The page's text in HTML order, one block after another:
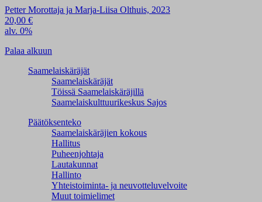
Petter Morottaja ja Marja-Liisa Olthuis, 2023
20,00 €
alv. 0%
Palaa alkuun
Saamelaiskäräjät
Saamelaiskäräjät
Töissä Saamelaiskäräjillä
Saamelaiskulttuuri­keskus Sajos
Päätöksenteko
Saamelaiskäräjien kokous
Hallitus
Puheenjohtaja
Lautakunnat
Hallinto
Yhteistoiminta- ja neuvotteluvelvoite
Muut toimielimet